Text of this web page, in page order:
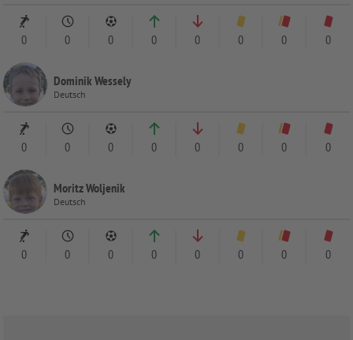
0 0 0 0 0 0 0 0
Dominik Wessely
Deutsch
0 0 0 0 0 0 0 0
Moritz Woljenik
Deutsch
0 0 0 0 0 0 0 0